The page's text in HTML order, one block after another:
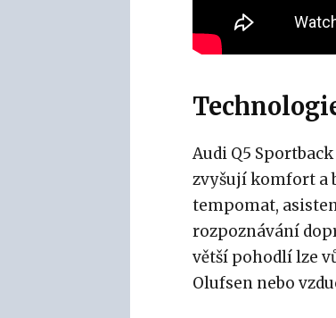
Audi Q5
zvyšují komfort a
tempomat,
rozpoznávání
větší pohodlí lze
Olufsen nebo